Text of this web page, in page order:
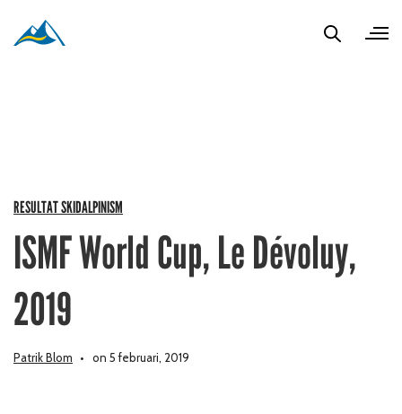
RESULTAT SKIDALPINISM
ISMF World Cup, Le Dévoluy,
2019
Patrik Blom on 5 februari, 2019